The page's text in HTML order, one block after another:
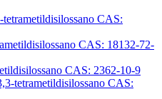
CAS:
CAS: 18132-72-
CAS: 2362-10-9
tetrametildisilossano CAS: